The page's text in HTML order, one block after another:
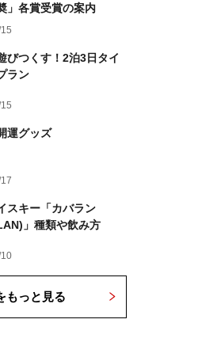
」各賞受賞の案内
びつくす！2泊3日タイ
ラン
運グッズ
スキー「カバラン
」種類や飲み方
もっと見る